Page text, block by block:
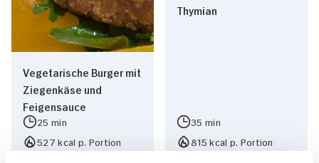
Vegetarische Burger mit
Ziegenkäse und
Feigensauce
25 min
527 kcal p. Portion
Thymian
35 min
815 kcal p. Portion